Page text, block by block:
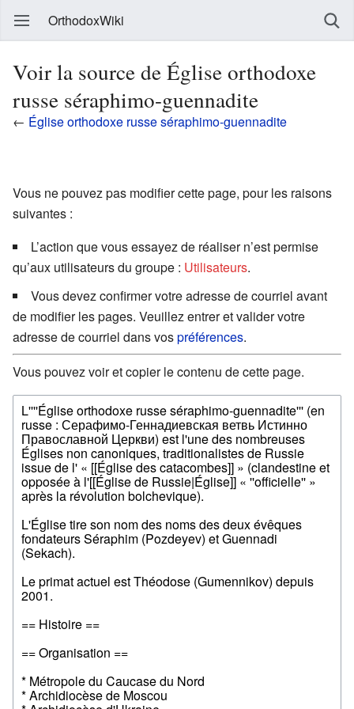
OrthodoxWiki
Voir la source de Église orthodoxe
russe séraphimo-guennadite
← Église orthodoxe russe séraphimo-guennadite
Vous ne pouvez pas modifier cette page, pour les raisons
suivantes :
L’action que vous essayez de réaliser n’est permise
qu’aux utilisateurs du groupe : Utilisateurs.
Vous devez confirmer votre adresse de courriel avant
de modifier les pages. Veuillez entrer et valider votre
adresse de courriel dans vospréférences.
Vous pouvez voir et copier le contenu de cette page.